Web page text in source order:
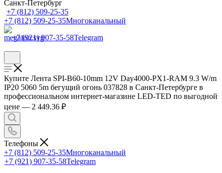
Санкт-Петербург
+7 (812) 509-25-35
+7 (812) 509-25-35Многоканальный
+7 (921) 907-35-58Telegram
Купите Лента SPI-B60-10mm 12V Day4000-PX1-RAM 9.3 W/m
IP20 5060 5m бегущий огонь 037828 в Санкт-Петербурге в
профессиональном интернет-магазине LED-TED по выгодной
цене — 2 449.36 ₽
Телефоны
+7 (812) 509-25-35Многоканальный
+7 (921) 907-35-58Telegram